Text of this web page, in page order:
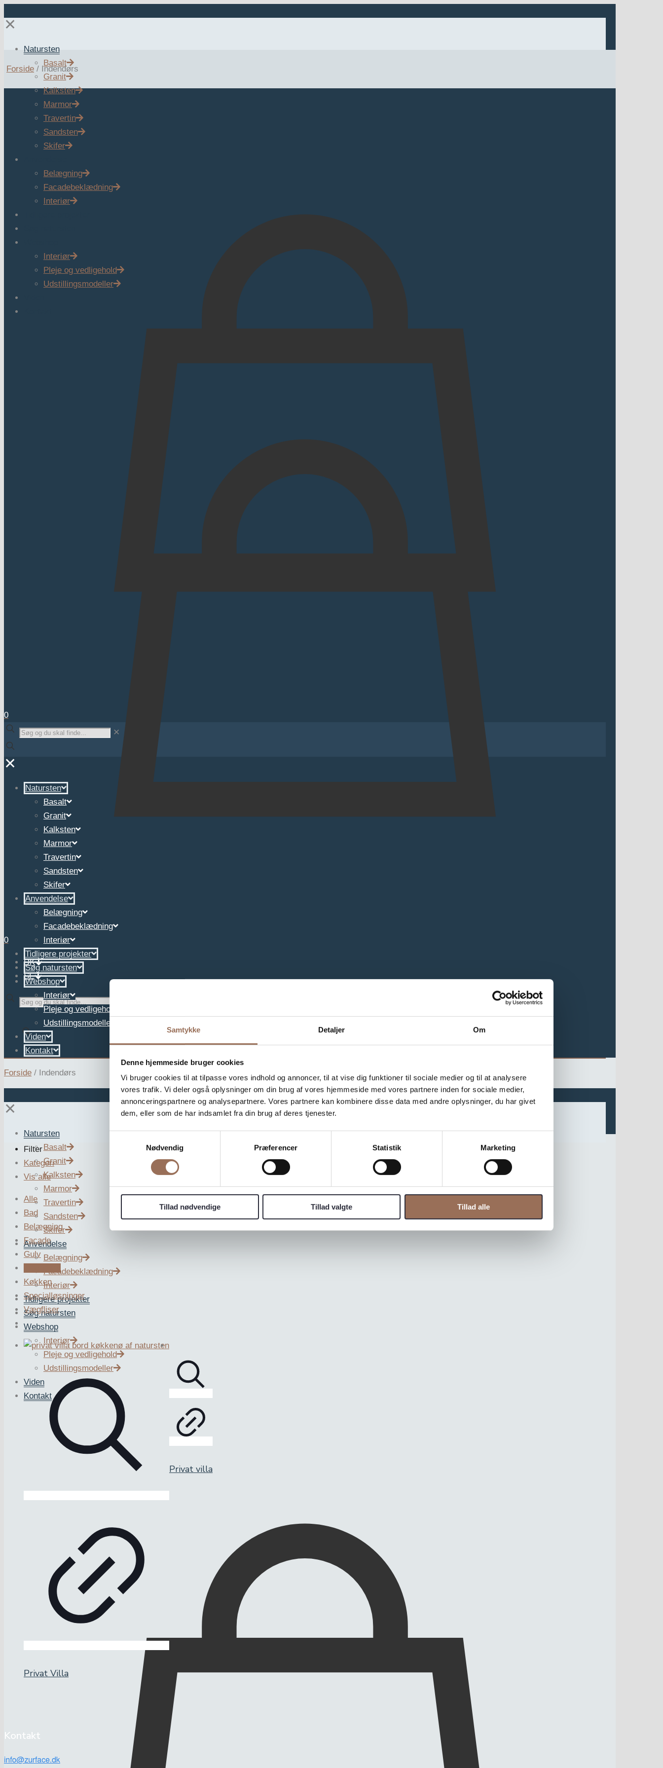
Samtykke Detaljer Om
Denne hjemmeside bruger cookies
Vi bruger cookies til at tilpasse vores indhold og annoncer, til at vise dig funktioner til sociale medier og til at analysere
vores trafik. Vi deler også oplysninger om din brug af vores hjemmeside med vores partnere inden for sociale medier,
annonceringspartnere og analysepartnere. Vores partnere kan kombinere disse data med andre oplysninger, du har givet
dem, eller som de har indsamlet fra din brug af deres tjenester.
Nødvendig
Præferencer Statistik Marketing
Tillad nødvendige Tillad valgte Tillad alle
✕
Natursten
Basalt
Granit
Kalksten
Marmor
Travertin
Sandsten
Skifer
Belægning
Facadebeklædning
Interiør
Interiør
Pleje og vedligehold
Udstillingsmodeller
0
DK
SE
Forside / Indendørs
0
✕
✕
Natursten
Basalt
Granit
Kalksten
Marmor
Travertin
Sandsten
Skifer
Anvendelse
Belægning
Facadebeklædning
Interiør
Tidligere projekter
Søg natursten
Webshop
Interiør
Pleje og vedligehold
Udstillingsmodeller
Viden
Kontakt
Forside / Indendørs
✕
Natursten
Basalt
Granit
Kalksten
Marmor
Travertin
Sandsten
Skifer
Anvendelse
Belægning
Facadebeklædning
Interiør
Tidligere projekter
Søg natursten
Webshop
Interiør
Pleje og vedligehold
Udstillingsmodeller
Viden
Kontakt
Filter
Kategori
Vis alle
Alle
Bad
Belægning
Facade
Gulv
Køkken
Specialløsninger
Vægfliser
Privat Villa
Privat villa
Kontakt